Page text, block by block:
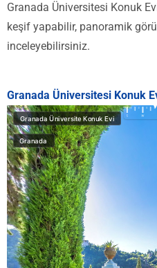
Granada Üniversitesi Konuk
keşif yapabilir, panoramik
inceleyebilirsiniz.
Granada Üniversitesi Konuk